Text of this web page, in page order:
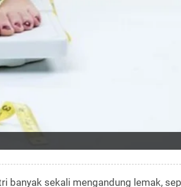
banyak sekali mengandung lemak,